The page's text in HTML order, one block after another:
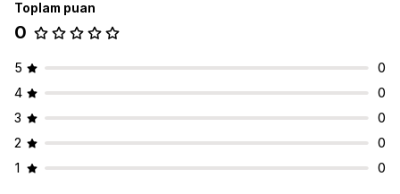
Toplam puan
0
5
0
4
0
3
0
2
0
1
0